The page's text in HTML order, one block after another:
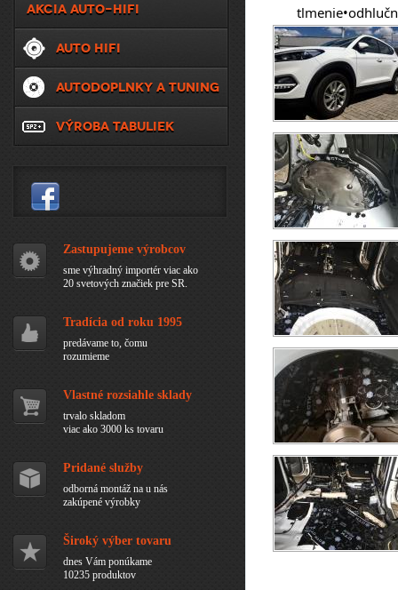
AKCIA AUTO-HIFI
AUTO HIFI
AUTODOPLNKY A TUNING
VÝROBA TABULIEK
Zastupujeme výrobcov
sme výhradný importér viac ako
20 svetových značiek pre SR.
Tradícia od roku 1995
predávame to, čomu
rozumieme
Vlastné rozsiahle sklady
trvalo skladom
viac ako 3000 ks tovaru
Pridané služby
odborná montáž na u nás
zakúpené výrobky
Široký výber tovaru
dnes Vám ponúkame
10235 produktov